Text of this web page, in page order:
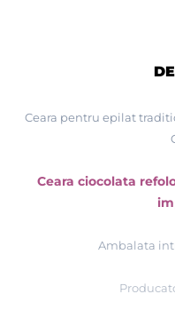
Ceara pentru epilat
Ceara ciocolata
Ambalata